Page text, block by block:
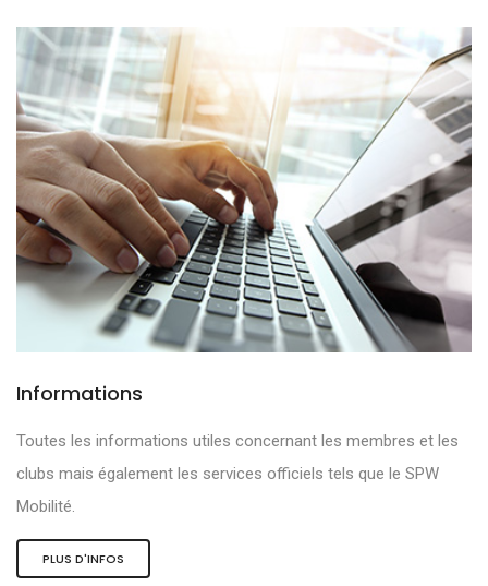
Informations
Toutes les informations utiles concernant les membres et les
clubs mais également les services officiels tels que le SPW
Mobilité.
PLUS D'INFOS